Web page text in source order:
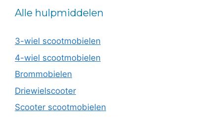
Alle hulpmiddelen
3-wiel scootmobielen
4-wiel scootmobielen
Brommobielen
Driewielscooter
Scooter scootmobielen